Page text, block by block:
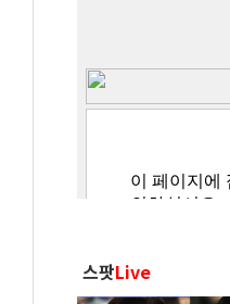
스팟Live